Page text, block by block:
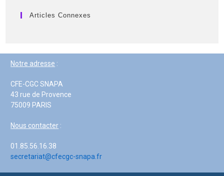
Articles Connexes
Notre adresse :
CFE-CGC SNAPA
43 rue de Provence
75009 PARIS
Nous contacter :
01.85.56.16.38
secretariat@cfecgc-snapa.fr